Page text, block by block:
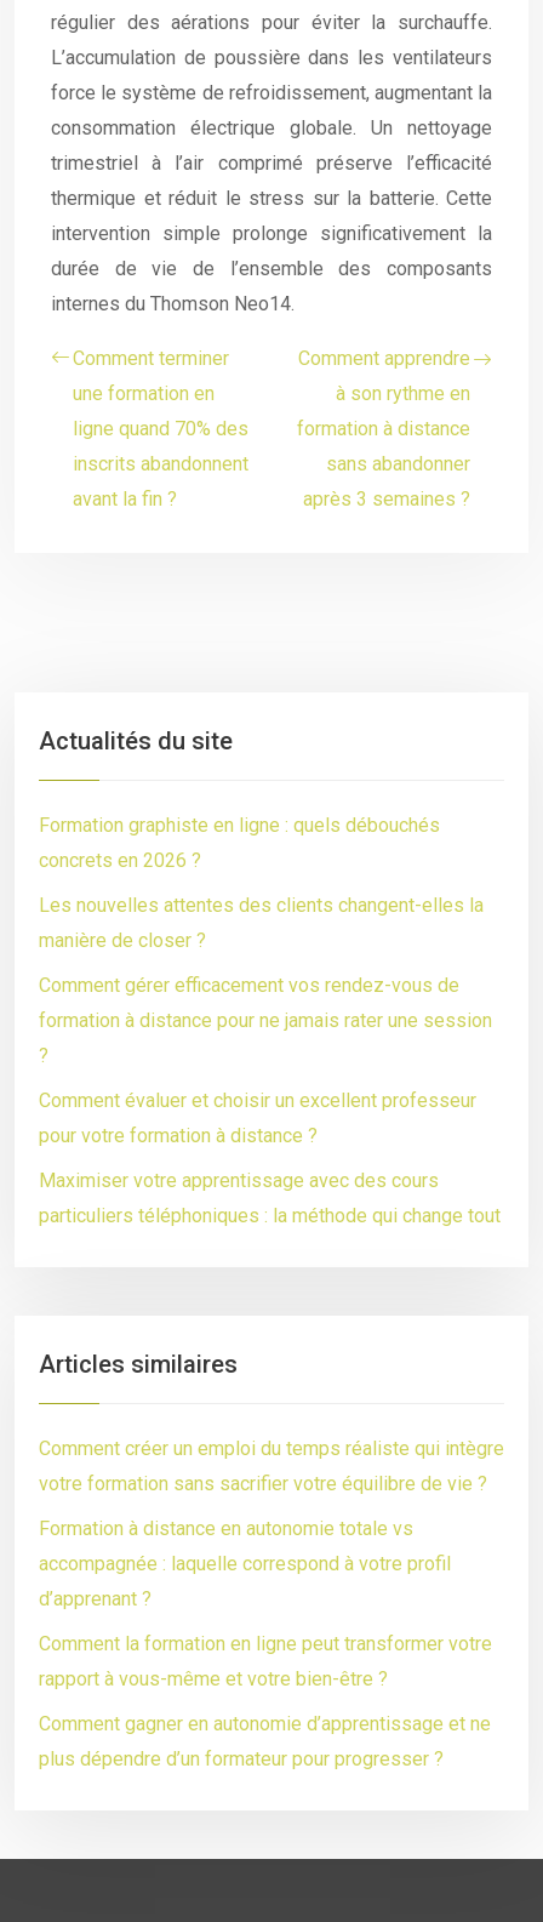
régulier des aérations pour éviter la surchauffe.
L’accumulation de poussière dans les ventilateurs
force le système de refroidissement, augmentant la
consommation électrique globale. Un nettoyage
trimestriel à l’air comprimé préserve l’efficacité
thermique et réduit le stress sur la batterie. Cette
intervention simple prolonge significativement la
durée de vie de l’ensemble des composants
internes du Thomson Neo14.
Comment terminer
une formation en
ligne quand 70% des
inscrits abandonnent
avant la fin ?
Comment apprendre
à son rythme en
formation à distance
sans abandonner
après 3 semaines ?
Actualités du site
Formation graphiste en ligne : quels débouchés
concrets en 2026 ?
Les nouvelles attentes des clients changent-elles la
manière de closer ?
Comment gérer efficacement vos rendez-vous de
formation à distance pour ne jamais rater une session
?
Comment évaluer et choisir un excellent professeur
pour votre formation à distance ?
Maximiser votre apprentissage avec des cours
particuliers téléphoniques : la méthode qui change tout
Articles similaires
Comment créer un emploi du temps réaliste qui intègre
votre formation sans sacrifier votre équilibre de vie ?
Formation à distance en autonomie totale vs
accompagnée : laquelle correspond à votre profil
d’apprenant ?
Comment la formation en ligne peut transformer votre
rapport à vous-même et votre bien-être ?
Comment gagner en autonomie d’apprentissage et ne
plus dépendre d’un formateur pour progresser ?